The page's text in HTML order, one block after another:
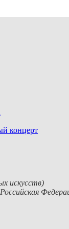
концерт
искусств)
Российская